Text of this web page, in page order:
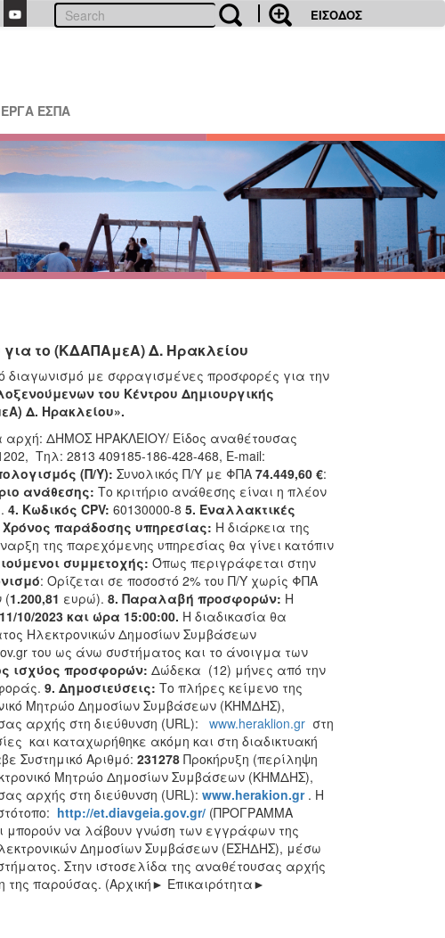
ΕΙΣΟΔΟΣ
ΕΡΓΑ ΕΣΠΑ
για το (ΚΔΑΠΑμεΑ) Δ. Ηρακλείου
διαγωνισμό με σφραγισμένες προσφορές για την
του Κέντρου Δημιουργικής
Δ. Ηρακλείου».
αρχή: ΔΗΜΟΣ ΗΡΑΚΛΕΙΟΥ/ Είδος αναθέτουσας
Τηλ: 2813 409185-186-428-468, E-mail:
(Π/Υ): Συνολικός Π/Υ με ΦΠΑ 74.449,60 €:
ανάθεσης: Το κριτήριο ανάθεσης είναι η πλέον
4. Κωδικός CPV: 60130000-8 5. Εναλλακτικές
Χρόνος παράδοσης υπηρεσίας: Η διάρκεια της
της παρεχόμενης υπηρεσίας θα γίνει κατόπιν
συμμετοχής: Όπως περιγράφεται στην
: Ορίζεται σε ποσοστό 2% του Π/Υ χωρίς ΦΠΑ
(1.200,81 ευρώ). 8. Παραλαβή προσφορών: Η
11/10/2023 και ώρα 15:00:00. Η διαδικασία θα
Ηλεκτρονικών Δημοσίων Συμβάσεων
του ως άνω συστήματος και το άνοιγμα των
ισχύος προσφορών: Δώδεκα (12) μήνες από την
9. Δημοσιεύσεις: Το πλήρες κείμενο της
Μητρώο Δημοσίων Συμβάσεων (ΚΗΜΔΗΣ),
αρχής στη διεύθυνση (URL): www.heraklion.grστη
και καταχωρήθηκε ακόμη και στη διαδικτυακή
Συστημικό Αριθμό: 231278Προκήρυξη (περίληψη
Μητρώο Δημοσίων Συμβάσεων (ΚΗΜΔΗΣ),
αρχής στη διεύθυνση (URL): www.herakion.gr. Η
http://et.diavgeia.gov.gr/ (ΠΡΟΓΡΑΜΜΑ
μπορούν να λάβουν γνώση των εγγράφων της
Δημοσίων Συμβάσεων (ΕΣΗΔΗΣ), μέσω
Στην ιστοσελίδα της αναθέτουσας αρχής
παρούσας. (Αρχική► Επικαιρότητα►